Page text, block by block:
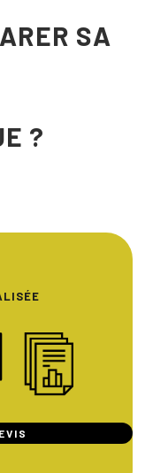
SA
?